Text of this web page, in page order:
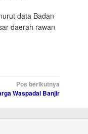
data Badan
daerah rawan
Pos berikutnya
Waspadai Banjir